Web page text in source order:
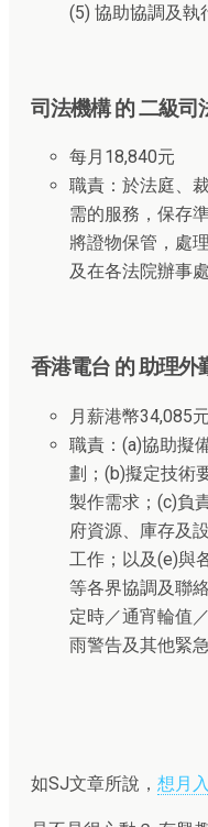
(5) 協助協調及執
司法機構 的 二級司
每月18,840元
職責：於法庭、
需的服務，保存
將證物保管，處
及在各法院辦事
香港電台 的 助理外
月薪港幣34,085元
職責：(a)協助擬
劃；(b)擬定技術
製作需求；(c)負
府資源、庫存及
工作；以及(e)與
等各界協調及聯
定時／通宵輪值
雨警告及其他緊
如SJ文章所說， 想月